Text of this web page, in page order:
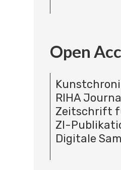
Open
RIHA
Zeitschrift
ZI-
Digitale